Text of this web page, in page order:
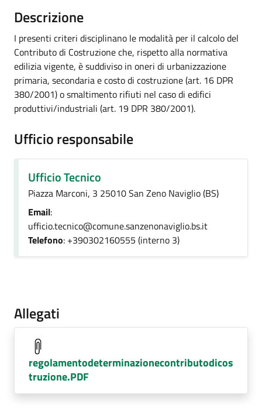
Descrizione
I presenti criteri disciplinano le modalità per il calcolo del
Contributo di Costruzione che, rispetto alla normativa
edilizia vigente, è suddiviso in oneri di urbanizzazione
primaria, secondaria e costo di costruzione (art. 16 DPR
380/2001) o smaltimento rifiuti nel caso di edifici
produttivi/industriali (art. 19 DPR 380/2001).
Ufficio responsabile
Ufficio Tecnico
Piazza Marconi, 3 25010 San Zeno Naviglio (BS)
Email:
ufficio.tecnico@comune.sanzenonaviglio.bs.it
Telefono: +390302160555 (interno 3)
Allegati
regolamentodeterminazionecontributodicos
truzione.PDF